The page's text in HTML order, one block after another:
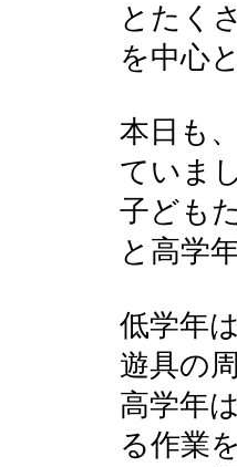
とたく
を中心
本日も
ていま
子ども
と高学
低学年
遊具の
高学年
る作業